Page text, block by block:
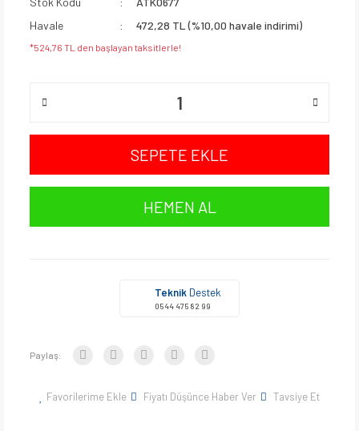
Havale
472,28 TL (%10,00 havale indirimi)
*524,76 TL den başlayan taksitlerle!
SEPETE EKLE
HEMEN AL
Teknik Destek
0544 475 82 99
Paylaş:
Favorilerime Ekle Fiyatı Düşünce Haber Ver Tavsiye Et